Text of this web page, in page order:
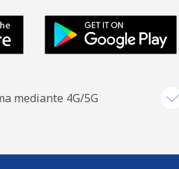
mediante 4G/5G